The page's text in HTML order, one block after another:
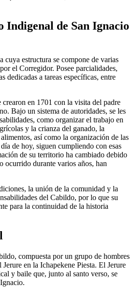
Indigenal de San Ignacio
cuya estructura se compone de varias
el Corregidor. Posee parcialidades,
dedicadas a tareas específicas, entre
en 1701 con la visita del padre
Bajo un sistema de autoridades, se les
como organizar el trabajo en
y la crianza del ganado, la
así como la organización de las
de hoy, siguen cumpliendo con esas
de su territorio ha cambiado debido
ocurrido durante varios años, han
la unión de la comunidad y la
del Cabildo, por lo que su
para la continuidad de la historia
compuesta por un grupo de hombres
en la Ichapekene Piesta. El Jerure
y baile que, junto al santo verso, se